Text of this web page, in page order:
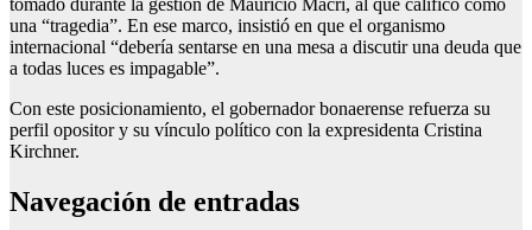
tomado durante la gestión de Mauricio Macri, al que calificó como
una “tragedia”. En ese marco, insistió en que el organismo
internacional “debería sentarse en una mesa a discutir una deuda que
a todas luces es impagable”.
Con este posicionamiento, el gobernador bonaerense refuerza su
perfil opositor y su vínculo político con la expresidenta Cristina
Kirchner.
Navegación de entradas